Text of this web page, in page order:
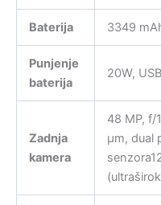
Baterija 3349
Punjenje
baterija
20W,
Zadnja
kamera
48 MP, f/
µm, dual